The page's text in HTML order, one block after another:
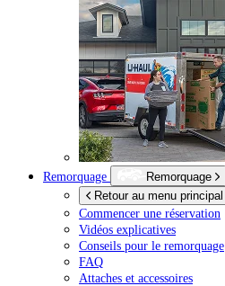
Remorquage
Remorquage
Retour au menu principal
Commencer une réservation
Vidéos explicatives
Conseils pour le remorquage
FAQ
Attaches et accessoires